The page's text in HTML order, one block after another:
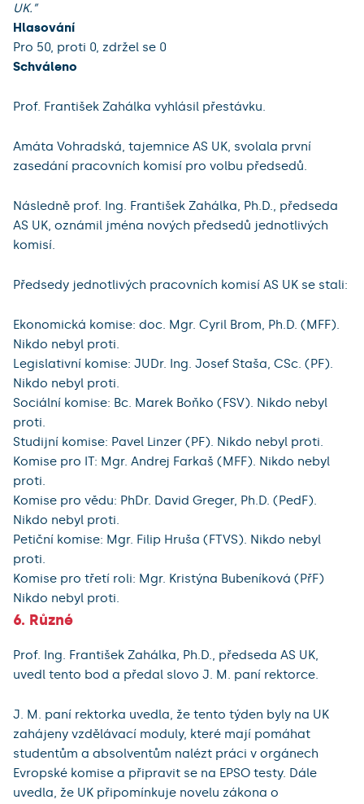
UK.”
Hlasování
Pro 50, proti 0, zdržel se 0
Schváleno
Prof. František Zahálka vyhlásil přestávku.
Amáta Vohradská, tajemnice AS UK, svolala první
zasedání pracovních komisí pro volbu předsedů.
Následně prof. Ing. František Zahálka, Ph.D., předseda
AS UK, oznámil jména nových předsedů jednotlivých
komisí.
Předsedy jednotlivých pracovních komisí AS UK se stali:
Ekonomická komise: doc. Mgr. Cyril Brom, Ph.D. (MFF).
Nikdo nebyl proti.
Legislativní komise: JUDr. Ing. Josef Staša, CSc. (PF).
Nikdo nebyl proti.
Sociální komise: Bc. Marek Boňko (FSV). Nikdo nebyl
proti.
Studijní komise: Pavel Linzer (PF). Nikdo nebyl proti.
Komise pro IT: Mgr. Andrej Farkaš (MFF). Nikdo nebyl
proti.
Komise pro vědu: PhDr. David Greger, Ph.D. (PedF).
Nikdo nebyl proti.
Petiční komise: Mgr. Filip Hruša (FTVS). Nikdo nebyl
proti.
Komise pro třetí roli: Mgr. Kristýna Bubeníková (PřF)
Nikdo nebyl proti.
6. Různé
Prof. Ing. František Zahálka, Ph.D., předseda AS UK,
uvedl tento bod a předal slovo J. M. paní rektorce.
J. M. paní rektorka uvedla, že tento týden byly na UK
zahájeny vzdělávací moduly, které mají pomáhat
studentům a absolventům nalézt práci v orgánech
Evropské komise a připravit se na EPSO testy. Dále
uvedla, že UK připomínkuje novelu zákona o